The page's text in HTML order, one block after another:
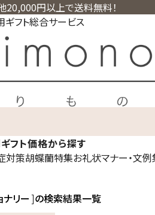
20,000円以上で送料無料！
フト総合サービス
フト価格から探す
対策胡蝶蘭特集お礼状マナー・文
リー の検索結果一覧